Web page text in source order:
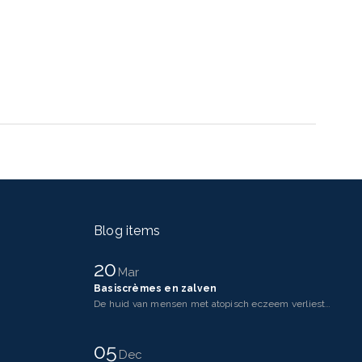
Blog items
20Mar
Basiscrèmes en zalven
De huid van mensen met atopisch eczeem verliest makkelijker vocht dan een gezonde huid. Dit komt doo
05Dec